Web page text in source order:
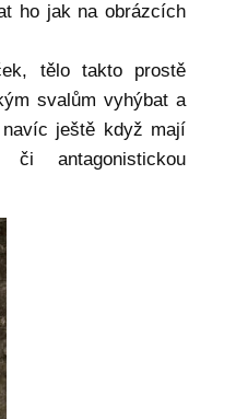
ho jak na obrázcích
tělo takto prostě
svalům vyhýbat a
ještě když mají
či antagonistickou